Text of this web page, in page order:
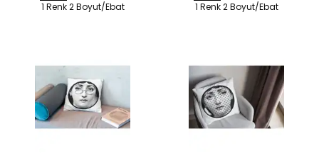
1 Renk 2 Boyut/Ebat 1 Renk 2 Boyut/Ebat